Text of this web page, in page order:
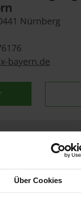
Über Cookies
Nürnberg
bayern.de